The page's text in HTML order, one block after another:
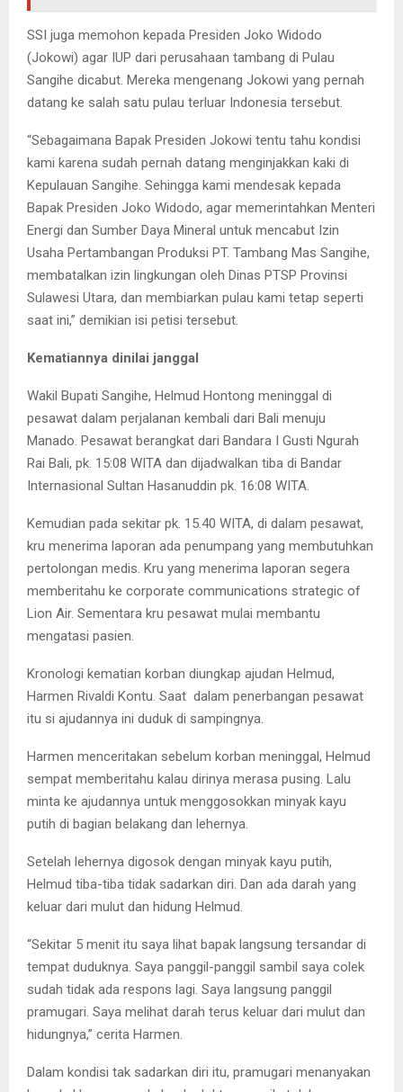
SSI juga memohon kepada Presiden Joko Widodo
(Jokowi) agar IUP dari perusahaan tambang di Pulau
Sangihe dicabut. Mereka mengenang Jokowi yang pernah
datang ke salah satu pulau terluar Indonesia tersebut.
“Sebagaimana Bapak Presiden Jokowi tentu tahu kondisi
kami karena sudah pernah datang menginjakkan kaki di
Kepulauan Sangihe. Sehingga kami mendesak kepada
Bapak Presiden Joko Widodo, agar memerintahkan Menteri
Energi dan Sumber Daya Mineral untuk mencabut Izin
Usaha Pertambangan Produksi PT. Tambang Mas Sangihe,
membatalkan izin lingkungan oleh Dinas PTSP Provinsi
Sulawesi Utara, dan membiarkan pulau kami tetap seperti
saat ini,” demikian isi petisi tersebut.
Kematiannya dinilai janggal
Wakil Bupati Sangihe, Helmud Hontong meninggal di
pesawat dalam perjalanan kembali dari Bali menuju
Manado. Pesawat berangkat dari Bandara I Gusti Ngurah
Rai Bali, pk. 15:08 WITA dan dijadwalkan tiba di Bandar
Internasional Sultan Hasanuddin pk. 16:08 WITA.
Kemudian pada sekitar pk. 15.40 WITA, di dalam pesawat,
kru menerima laporan ada penumpang yang membutuhkan
pertolongan medis. Kru yang menerima laporan segera
memberitahu ke corporate communications strategic of
Lion Air. Sementara kru pesawat mulai membantu
mengatasi pasien.
Kronologi kematian korban diungkap ajudan Helmud,
Harmen Rivaldi Kontu. Saat dalam penerbangan pesawat
itu si ajudannya ini duduk di sampingnya.
Harmen menceritakan sebelum korban meninggal, Helmud
sempat memberitahu kalau dirinya merasa pusing. Lalu
minta ke ajudannya untuk menggosokkan minyak kayu
putih di bagian belakang dan lehernya.
Setelah lehernya digosok dengan minyak kayu putih,
Helmud tiba-tiba tidak sadarkan diri. Dan ada darah yang
keluar dari mulut dan hidung Helmud.
“Sekitar 5 menit itu saya lihat bapak langsung tersandar di
tempat duduknya. Saya panggil-panggil sambil saya colek
sudah tidak ada respons lagi. Saya langsung panggil
pramugari. Saya melihat darah terus keluar dari mulut dan
hidungnya,” cerita Harmen.
Dalam kondisi tak sadarkan diri itu, pramugari menanyakan